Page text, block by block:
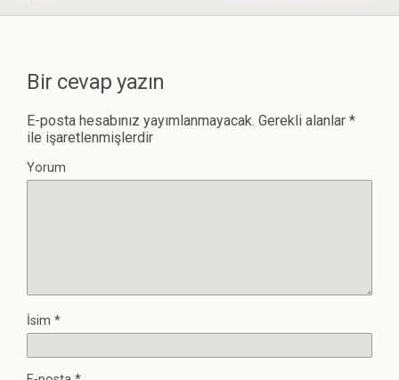
Bir cevap yazın
E-posta hesabınız yayımlanmayacak. Gerekli alanlar *
ile işaretlenmişlerdir
Yorum
İsim *